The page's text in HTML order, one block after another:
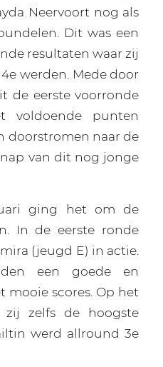
Neervoort nog als
Dit was een
resultaten waar zij
werden. Mede door
de eerste voorronde
voldoende punten
doorstromen naar de
van dit nog jonge
ging het om de
In de eerste ronde
(jeugd E) in actie.
een goede en
mooie scores. Op het
zelfs de hoogste
werd allround 3e